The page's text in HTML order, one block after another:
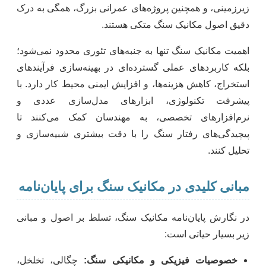
زیرزمینی، و همچنین پروژه‌های عمرانی بزرگ، همگی به درک
دقیق اصول مکانیک سنگ متکی هستند.
اهمیت مکانیک سنگ تنها به جنبه‌های تئوری محدود نمی‌شود؛
بلکه کاربردهای عملی گسترده‌ای در بهینه‌سازی فرآیندهای
استخراج، کاهش هزینه‌ها، و افزایش ایمنی محیط کار دارد. با
پیشرفت تکنولوژی، ابزارهای مدل‌سازی عددی و
نرم‌افزارهای تخصصی، به مهندسان کمک می‌کنند تا
پیچیدگی‌های رفتار سنگ را با دقت بیشتری شبیه‌سازی و
تحلیل کنند.
مبانی کلیدی در مکانیک سنگ برای پایان‌نامه
در نگارش پایان‌نامه مکانیک سنگ، تسلط بر اصول و مبانی
زیر بسیار حیاتی است:
خصوصیات فیزیکی و مکانیکی سنگ: چگالی، تخلخل،